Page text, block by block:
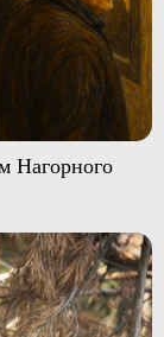
Нагорного